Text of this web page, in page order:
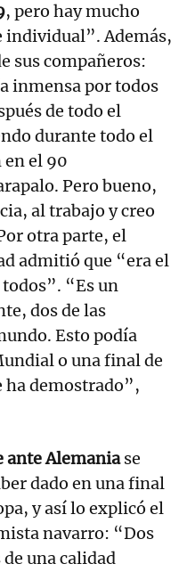
, pero hay mucho
individual”. Además,
sus compañeros:
inmensa por todos
de todo el
durante todo el
en el 90
Pero bueno,
al trabajo y creo
otra parte, el
admitió que “era el
“Es un
dos de las
Esto podía
o una final de
ha demostrado”,
ante Alemaniase
dado en una final
y así lo explicó el
navarro: “Dos
una calidad